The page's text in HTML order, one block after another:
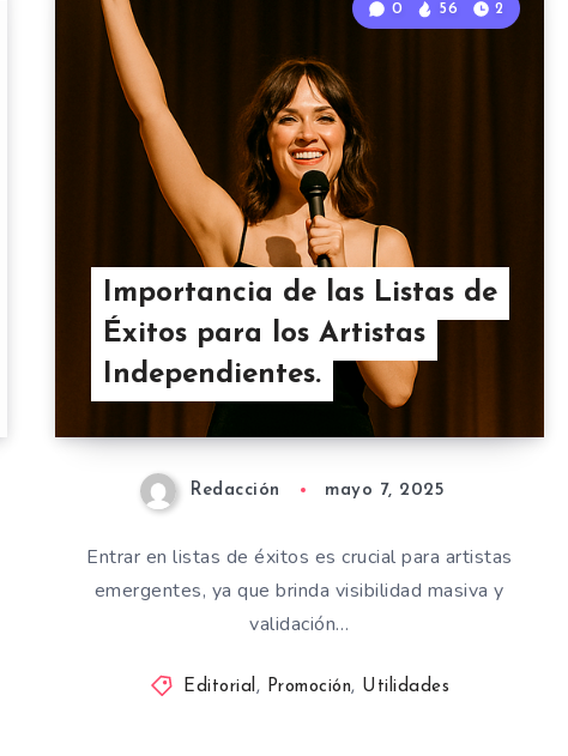
Importancia de las Listas de
Éxitos para los Artistas
Independientes.
0 56 2
Redacción mayo 7, 2025
Entrar en listas de éxitos es crucial para artistas
emergentes, ya que brinda visibilidad masiva y
validación…
Editorial , Promoción, Utilidades